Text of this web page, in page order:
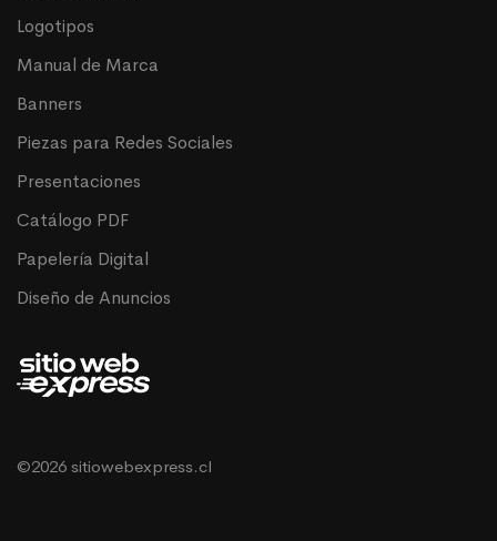
Logotipos
Manual de Marca
Banners
Piezas para Redes Sociales
Presentaciones
Catálogo PDF
Papelería Digital
Diseño de Anuncios
©2026 sitiowebexpress.cl